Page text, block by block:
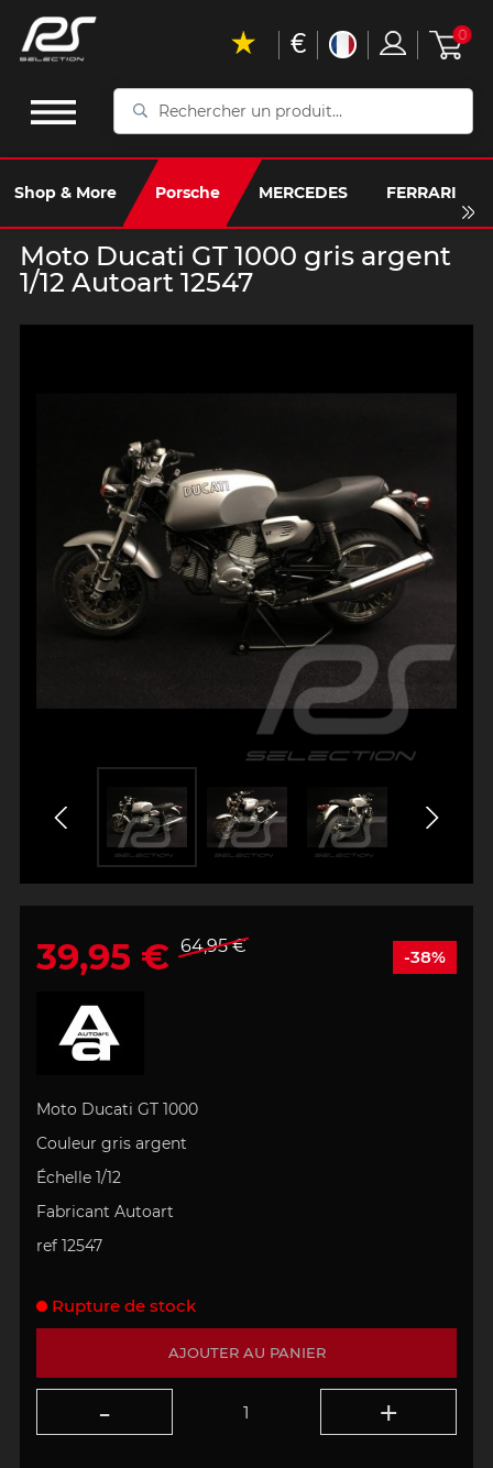
Rechercher
produit...
Shop & More Porsche MERCEDES FERRARI
€ 0
Moto Ducati GT 1000 gris argent
1/12 Autoart 12547
39,95 € 64,95 € -38%
Moto Ducati GT 1000
Couleur gris argent
Échelle 1/12
Fabricant Autoart
ref 12547
AJOUTER AU PANIER
Rupture de stock